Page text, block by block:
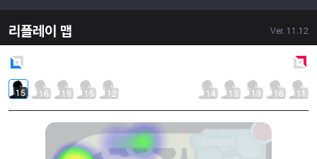
리플레이 맵 Ver. 11.12
15 16 15 15 12 14 13 13 16 11